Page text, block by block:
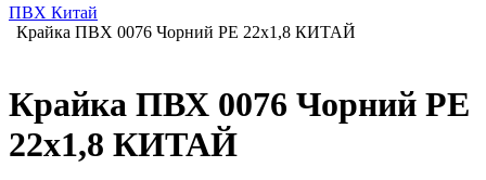
ПВХ Китай
Крайка ПВХ 0076 Чорний РЕ 22х1,8 КИТАЙ
Крайка ПВХ 0076 Чорний РЕ
22х1,8 КИТАЙ